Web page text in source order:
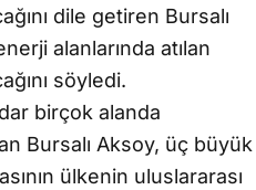
dile getiren Bursalı
alanlarında atılan
söyledi.
birçok alanda
Bursalı Aksoy, üç büyük
ülkenin uluslararası